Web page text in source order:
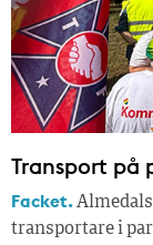
Transport på
Facket.
transportare i